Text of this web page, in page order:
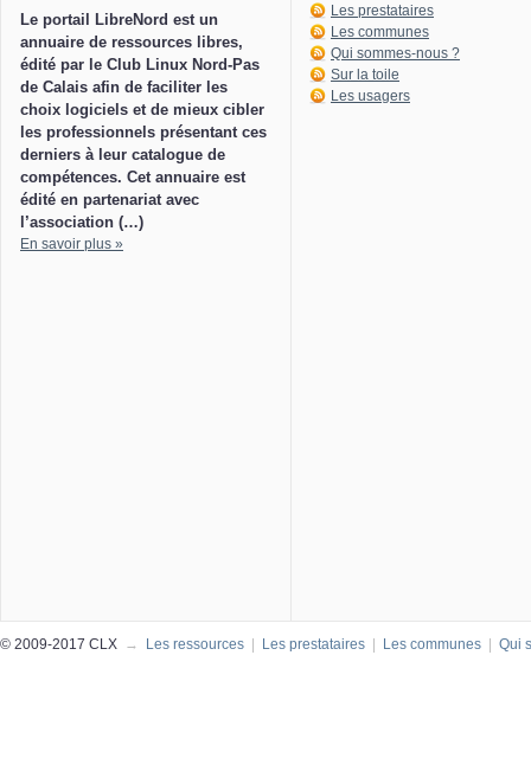
Le portail LibreNord est un
annuaire de ressources libres,
édité par le Club Linux Nord-Pas
de Calais afin de faciliter les
choix logiciels et de mieux cibler
les professionnels présentant ces
derniers à leur catalogue de
compétences. Cet annuaire est
édité en partenariat avec
l’association (…)
En savoir plus »
Les prestataires
Les communes
Qui sommes-nous ?
Sur la toile
Les usagers
© 2009-2017 CLX → Les ressources | Les prestataires | Les communes | Qui